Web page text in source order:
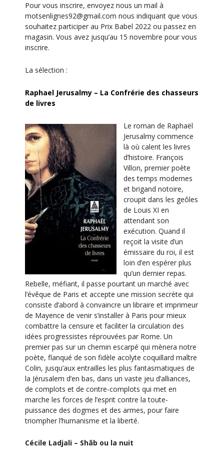
o
n
É
v
è
e
m
e
n
t
Pour vous inscrire, envoyez nous un mail à
motsenlignes92@gmail.com nous indiquant que vous
souhaitez participer au Prix Babel 2022 ou passez en
magasin. Vous avez jusqu’au 15 novembre pour vous
inscrire.
La sélection :
Raphael Jerusalmy – La Confrérie des chasseurs
de livres
Le roman de Raphaël
Jerusalmy commence
là où calent les livres
d’histoire. François
Villon, premier poète
des temps modernes
et brigand notoire,
croupit dans les geôles
de Louis XI en
attendant son
exécution. Quand il
reçoit la visite d’un
émissaire du roi, il est
loin d’en espérer plus
qu’un dernier repas.
Rebelle, méfiant, il passe pourtant un marché avec
l’évêque de Paris et accepte une mission secrète qui
consiste d’abord à convaincre un libraire et imprimeur
de Mayence de venir s’installer à Paris pour mieux
combattre la censure et faciliter la circulation des
idées progressistes réprouvées par Rome. Un
premier pas sur un chemin escarpé qui mènera notre
poète, flanqué de son fidèle acolyte coquillard maître
Colin, jusqu’aux entrailles les plus fantasmatiques de
la Jérusalem d’en bas, dans un vaste jeu d’alliances,
de complots et de contre-complots qui met en
marche les forces de l’esprit contre la toute-
puissance des dogmes et des armes, pour faire
triompher l’humanisme et la liberté.
Cécile Ladjali – Shâb ou la nuit